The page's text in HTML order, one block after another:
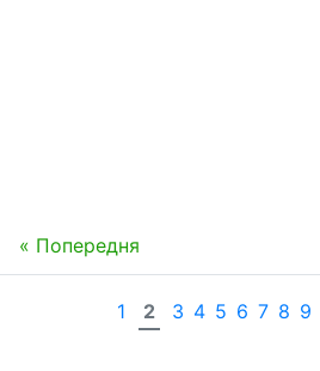
« Попередня
1 2 3 4 5 6 7 8 9